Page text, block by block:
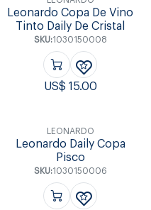
Leonardo Copa De Vino
Tinto Daily De Cristal
SKU:1030150008
US$ 15.00
LEONARDO
Leonardo Daily Copa
Pisco
SKU:1030150006